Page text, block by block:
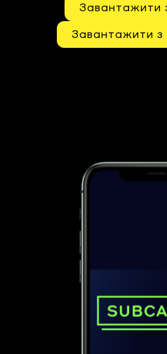
Завантажити
Завантажити